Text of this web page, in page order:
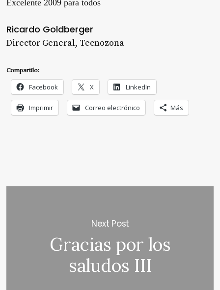
Excelente 2009 para todos
Ricardo Goldberger
Director General, Tecnozona
Compartilo:
Facebook X LinkedIn
Imprimir Correo electrónico Más
Next Post
Gracias por los
saludos III